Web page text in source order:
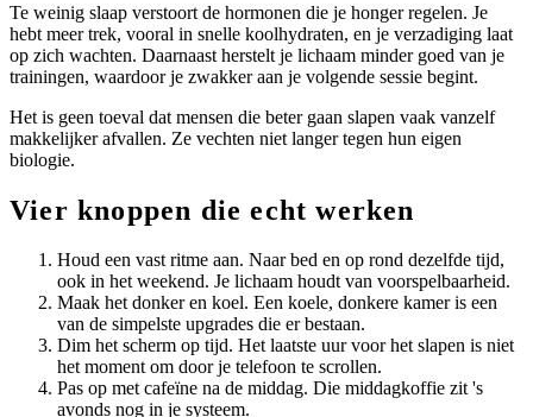
Te weinig slaap verstoort de hormonen die je honger regelen. Je
hebt meer trek, vooral in snelle koolhydraten, en je verzadiging laat
op zich wachten. Daarnaast herstelt je lichaam minder goed van je
trainingen, waardoor je zwakker aan je volgende sessie begint.
Het is geen toeval dat mensen die beter gaan slapen vaak vanzelf
makkelijker afvallen. Ze vechten niet langer tegen hun eigen
biologie.
Vier knoppen die echt werken
Houd een vast ritme aan. Naar bed en op rond dezelfde tijd,
ook in het weekend. Je lichaam houdt van voorspelbaarheid.
Maak het donker en koel. Een koele, donkere kamer is een
van de simpelste upgrades die er bestaan.
Dim het scherm op tijd. Het laatste uur voor het slapen is niet
het moment om door je telefoon te scrollen.
Pas op met cafeïne na de middag. Die middagkoffie zit 's
avonds nog in je systeem.